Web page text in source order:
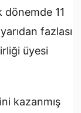
dönemde 11
fazlası
üyesi
kazanmış